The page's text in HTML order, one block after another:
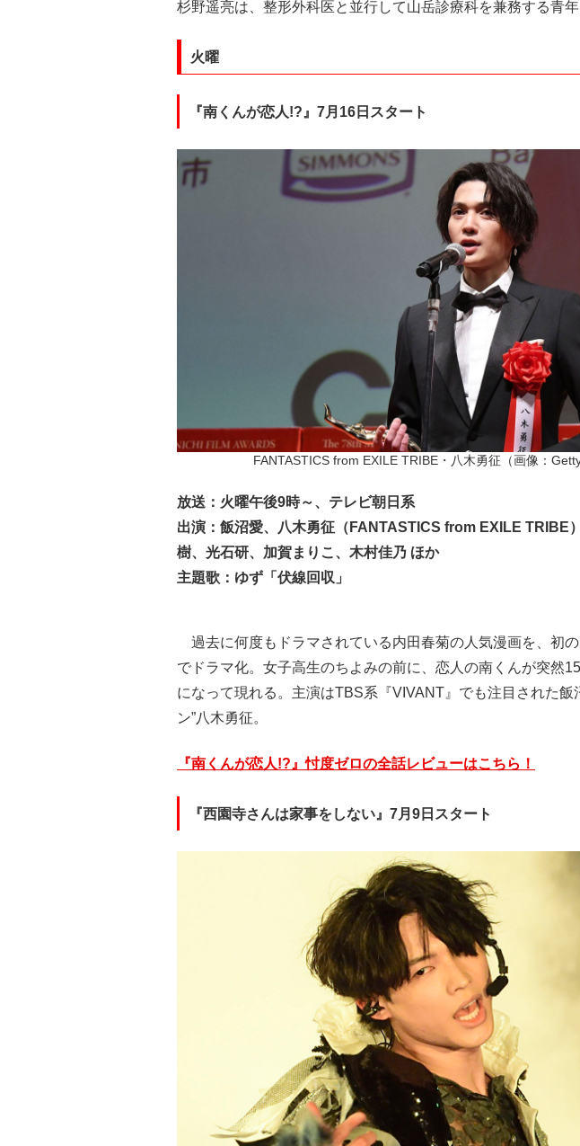
杉野遥亮は、整形外科医と並行して山岳診療科を兼務する青年
火曜
『南くんが恋人!?』7月16日スタート
FANTASTICS from EXILE TRIBE・八木勇征（画像：
放送：火曜午後9時～、テレビ朝日系
出演：飯沼愛、八木勇征（FANTASTICS from EXILE TRIBE
樹、光石研、加賀まりこ、木村佳乃 ほか
主題歌：ゆず「伏線回収」
過去に何度もドラマされている内田春菊の人気漫画を、初
でドラマ化。女子高生のちよみの前に、恋人の南くんが突然
になって現れる。主演はTBS系『VIVANT』でも注目された飯
ン”八木勇征。
『南くんが恋人!?』忖度ゼロの全話レビューはこちら！
『西園寺さんは家事をしない』7月9日スタート